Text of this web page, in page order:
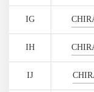
IG
IH
IJ